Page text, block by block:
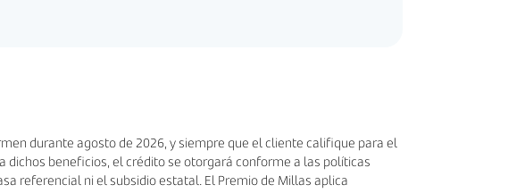
durante agosto de 2026, y siempre que el cliente califique para el
dichos beneficios, el crédito se otorgará conforme a las políticas
referencial ni el subsidio estatal. El Premio de Millas aplica